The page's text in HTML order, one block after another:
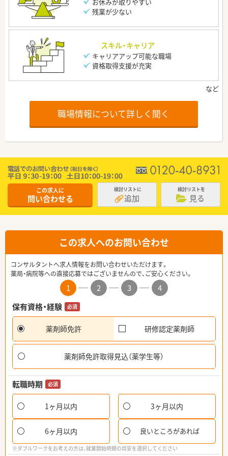
残業が少ない
スキル・キャリア
キャリアアップ可能な職場
資格取得支援が充実
職場情報について詳しく聞く
この求人に
問い合わせる
検討リストに
追加
検討リストを
見る
この求人へのお問い合わせ
コンサルタントへ求人情報をお問い合わせいただけます。
薬局・病院等への直接応募ではございませんので、ご安心ください。
1 2 3
4
保有資格・経験
必須
薬剤師免許 研修認定薬剤師
薬剤師免許取得見込（薬学生等）
転職時期 必須
1ヶ月以内 3ヶ月以内
6ヶ月以内 良いところがあれば
※ダブルワークをお考えの方は、就業開始時期の目安を選択してください